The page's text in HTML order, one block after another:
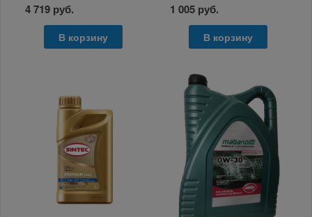
4 719 руб.
В корзину
1 005 руб.
В корзину